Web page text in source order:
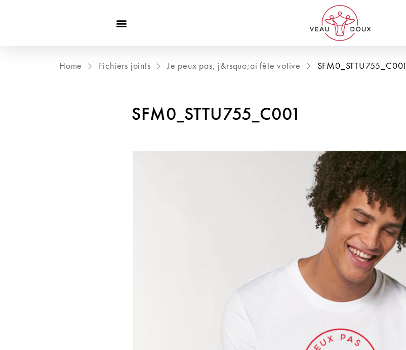
Home Fichiers joints Je peux pas, j&rsquo;ai fête votive SFM0_STTU755_C001
SFM0_STTU755_C001